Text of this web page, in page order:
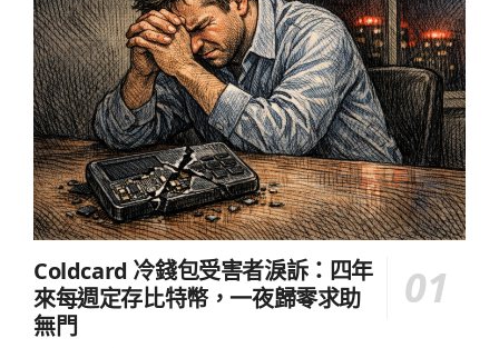
Coldcard 冷錢包受害者淚訴：四年
來每週定存比特幣，一夜歸零求助
無門